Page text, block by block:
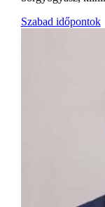
Szabad időpontok